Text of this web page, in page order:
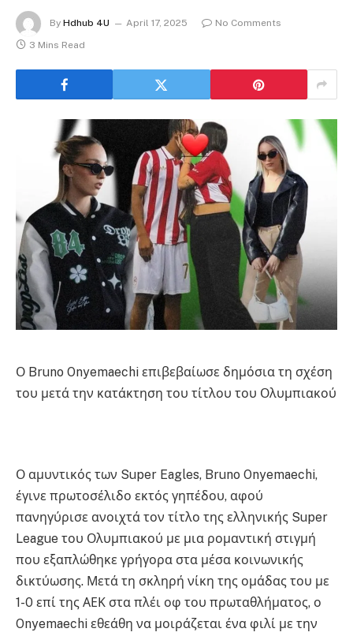
By Hdhub 4U April 17, 2025
No Comments
3 Mins Read
Ο Bruno Onyemaechi επιβεβαίωσε δημόσια τη σχέση
του μετά την κατάκτηση του τίτλου του Ολυμπιακού
Ο αμυντικός των Super Eagles, Bruno Onyemaechi,
έγινε πρωτοσέλιδο εκτός γηπέδου, αφού
πανηγύρισε ανοιχτά τον τίτλο της ελληνικής Super
League του Ολυμπιακού με μια ρομαντική στιγμή
που εξαπλώθηκε γρήγορα στα μέσα κοινωνικής
δικτύωσης. Μετά τη σκληρή νίκη της ομάδας του με
1-0 επί της ΑΕΚ στα πλέι οφ του πρωταθλήματος, ο
Onyemaechi εθεάθη να μοιράζεται ένα φιλί με την